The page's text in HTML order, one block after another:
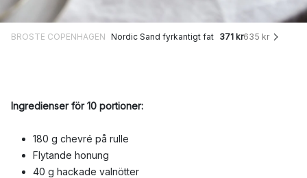
BROSTE COPENHAGEN Nordic Sand fyrkantigt fat 371 kr635 kr
Ingredienser för 10 portioner:
180 g chevré på rulle
Flytande honung
40 g hackade valnötter